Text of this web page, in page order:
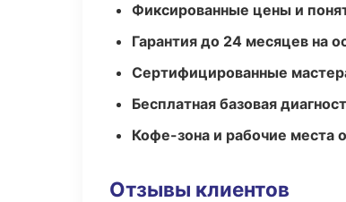
Фиксированные цены и
Гарантия до 24 месяцев на
Сертифицированные
Бесплатная базовая
Кофе-зона и рабочие места
Отзывы клиентов